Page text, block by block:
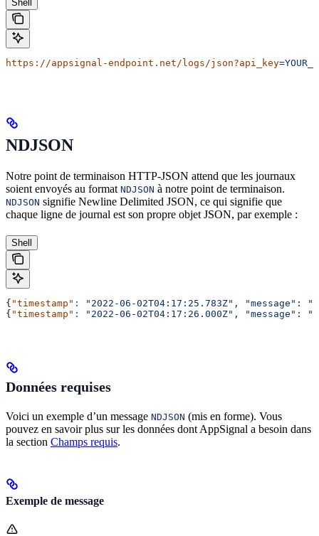
Shell
https://appsignal-endpoint.net/logs/json?api_key
NDJSON
Notre point de terminaison HTTP-JSON attend que les journaux
soient envoyés au format NDJSON à notre point de terminaison.
NDJSON signifie Newline Delimited JSON, ce qui signifie que
chaque ligne de journal est son propre objet JSON, par exemple :
Shell
{ "timestamp" : "2022-06-02T04:17:25.783Z", "message":
{ "timestamp" : "2022-06-02T04:17:26.000Z", "message":
Données requises
Voici un exemple d’un message NDJSON (mis en forme). Vous
pouvez en savoir plus sur les données dont AppSignal a besoin dans
la section Champs requis.
Exemple de message